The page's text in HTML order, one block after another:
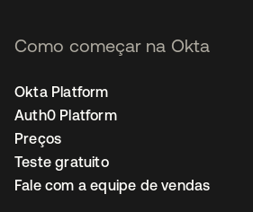
Como começar na Okta
Okta Platform
Auth0 Platform
Preços
Teste gratuito
Fale com a equipe de vendas